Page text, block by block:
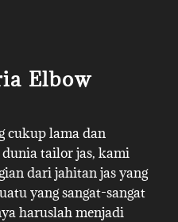
Elbow
cukup lama dan
tailor jas, kami
dari jahitan jas yang
yang sangat-sangat
haruslah menjadi